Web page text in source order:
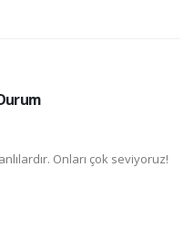
Onları çok seviyoruz!